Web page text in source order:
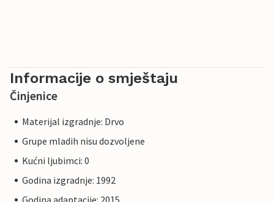
Informacije o smještaju
Činjenice
Materijal izgradnje: Drvo
Grupe mladih nisu dozvoljene
Kućni ljubimci: 0
Godina izgradnje: 1992